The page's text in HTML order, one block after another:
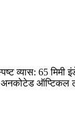
व्यास: 65 मिमी
अनकोटेड ऑप्टिकल